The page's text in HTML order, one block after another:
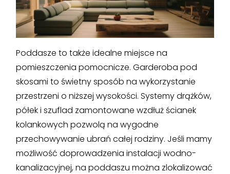
Poddasze to także idealne miejsce na
pomieszczenia pomocnicze. Garderoba pod
skosami to świetny sposób na wykorzystanie
przestrzeni o niższej wysokości. Systemy drążków,
półek i szuflad zamontowane wzdłuż ścianek
kolankowych pozwolą na wygodne
przechowywanie ubrań całej rodziny. Jeśli mamy
możliwość doprowadzenia instalacji wodno-
kanalizacyjnej, na poddaszu można zlokalizować